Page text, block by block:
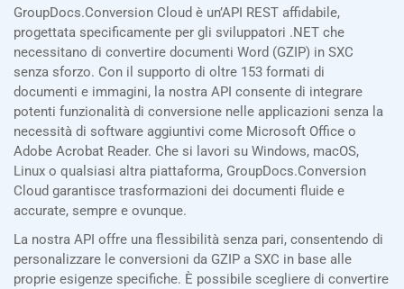
GroupDocs.Conversion Cloud è un’API REST affidabile,
progettata specificamente per gli sviluppatori .NET che
necessitano di convertire documenti Word (GZIP) in SXC
senza sforzo. Con il supporto di oltre 153 formati di
documenti e immagini, la nostra API consente di integrare
potenti funzionalità di conversione nelle applicazioni senza la
necessità di software aggiuntivi come Microsoft Office o
Adobe Acrobat Reader. Che si lavori su Windows, macOS,
Linux o qualsiasi altra piattaforma, GroupDocs.Conversion
Cloud garantisce trasformazioni dei documenti fluide e
accurate, sempre e ovunque.
La nostra API offre una flessibilità senza pari, consentendo di
personalizzare le conversioni da GZIP a SXC in base alle
proprie esigenze specifiche. È possibile scegliere di convertire